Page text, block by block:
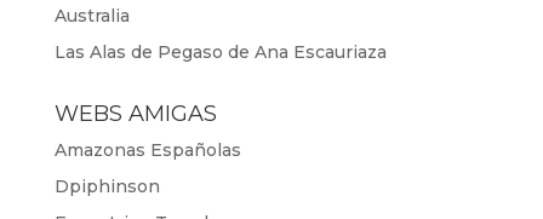
Australia
Las Alas de Pegaso de Ana Escauriaza
WEBS AMIGAS
Amazonas Españolas
Dpiphinson